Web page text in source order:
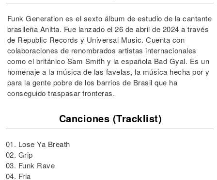
Funk Generation es el sexto álbum de estudio de la cantante
brasileña Anitta. Fue lanzado el 26 de abril de 2024 a través
de Republic Records y Universal Music. Cuenta con
colaboraciones de renombrados artistas internacionales
como el británico Sam Smith y la española Bad Gyal. Es un
homenaje a la música de las favelas, la música hecha por y
para la gente pobre de los barrios de Brasil que ha
conseguido traspasar fronteras.
Canciones (Tracklist)
01. Lose Ya Breath
02. Grip
03. Funk Rave
04. Fria